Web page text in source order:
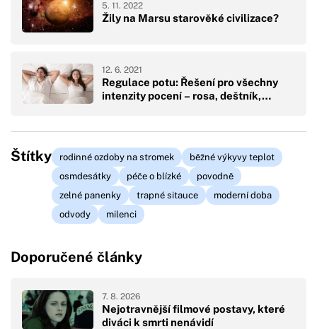
Žily na Marsu starověké civilizace?
5. 11. 2022
Regulace potu: Řešení pro všechny
intenzity pocení – rosa, deštník,…
12. 6. 2021
Štítky rodinné ozdoby na stromek
běžné výkyvy teplot
osmdesátky
péče o blízké
povodně
zelné panenky
trapné sitauce
moderní doba
odvody
milenci
Doporučené články
Nejotravnější filmové postavy, které
diváci k smrti nenávidí
7. 8. 2026